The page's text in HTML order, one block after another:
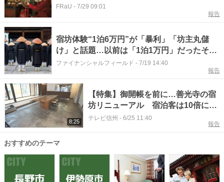
グラム
FRaU - 7/29 09:01
報告
宿坊体験“1泊6万円”が「暴利」「坊主丸儲
け」と話題…以前は「1泊1万円」だったそう
だけど、原因は“インバウンド需要”？ 価格は
ファイナンシャルフィールド - 7/19 14:40
報告
8:25
【特集】御開帳を前に…善光寺の宿
坊リニューアル 宿泊客は10倍に
人気の今どきの「おもてなし」と
テレビ信州 - 6/25 11:40
報告
おすすめのテーマ